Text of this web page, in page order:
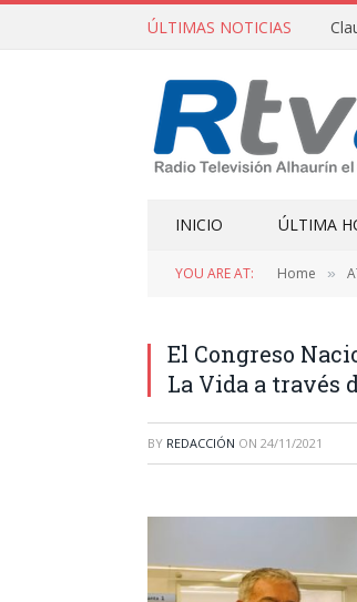
ÚLTIMAS NOTICIAS
INICIO ÚLTIMA
YOU ARE AT: Home »
El Congreso
La Vida a través
BY REDACCIÓN ON 24/11/2021